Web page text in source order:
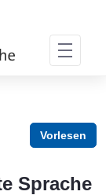
Vorlesen
Sprache